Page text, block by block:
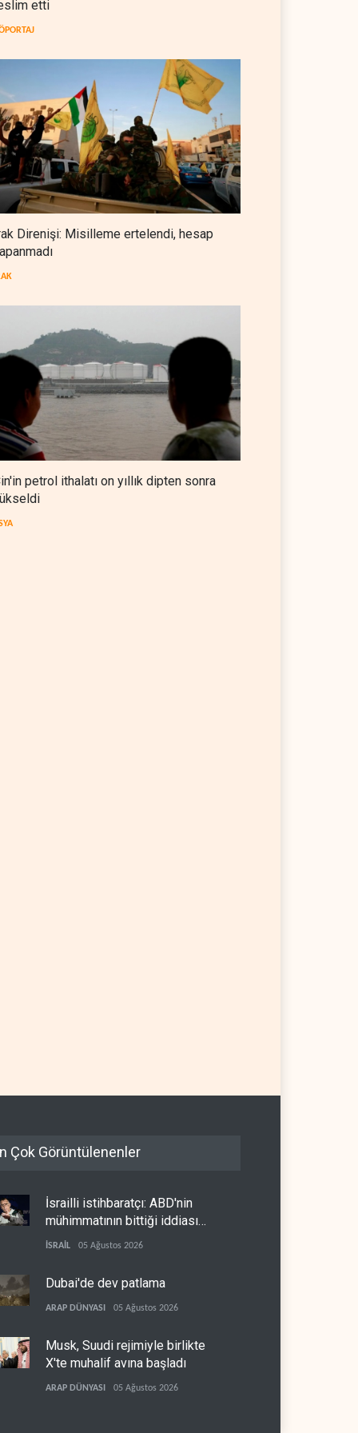
Foreign Affairs: ABD
Ortadoğu'dan elini çekmeli
BATI YARIM KÜRE 07 Ağustos 2026
Suudi Arabistan, Türkiye ve
Pakistan ortak savunma
anlaşması imzaladı
ARAP DÜNYASI 07 Ağustos 2026
etti
Direnişi: Misilleme ertelendi, hesap
petrol ithalatı on yıllık dipten sonra
Çok Görüntülenenler
İsrailli istihbaratçı: ABD'nin
mühimmatının bittiği iddiası
bir iç kavga
İSRAİL 05 Ağustos 2026
Dubai'de dev patlama
ARAP DÜNYASI 05 Ağustos 2026
Musk, Suudi rejimiyle birlikte
X'te muhalif avına başladı
ARAP DÜNYASI 05 Ağustos 2026